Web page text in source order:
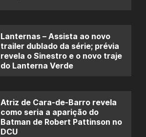
Lanternas – Assista ao novo
trailer dublado da série; prévia
revela o Sinestro e o novo traje
do Lanterna Verde
Atriz de Cara-de-Barro revela
como seria a aparição do
Batman de Robert Pattinson no
DCU